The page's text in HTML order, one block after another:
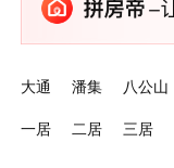
大通 潘集 八公山
一居 二居 三居